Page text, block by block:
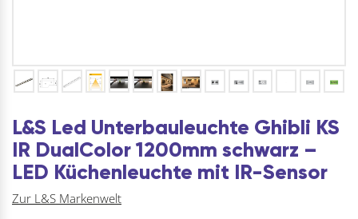
L&S Led Unterbauleuchte Ghibli KS
IR DualColor 1200mm schwarz –
LED Küchenleuchte mit IR-Sensor
Zur L&S Markenwelt